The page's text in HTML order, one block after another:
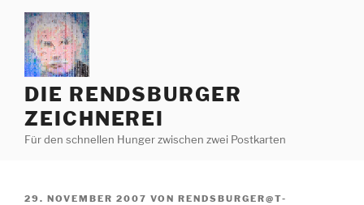
Zum
Inhalt
springen
DIE RENDSBURGER
ZEICHNEREI
Für den schnellen Hunger zwischen zwei Postkarten
VERÖFFENTLICHT
29. NOVEMBER 2007 VON RENDSBURGER@T-